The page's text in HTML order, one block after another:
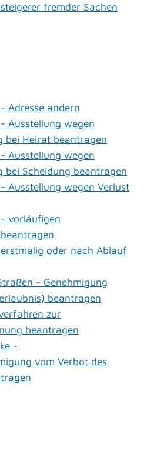
fremder Sachen
Adresse ändern
Ausstellung wegen
bei Heirat beantragen
Ausstellung wegen
bei Scheidung beantragen
Ausstellung wegen Verlust
vorläufigen
oder nach Ablauf
- Genehmigung
beantragen
zur
beantragen
-
vom Verbot des